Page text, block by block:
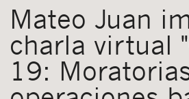
Mateo Juan
charla virtual
19: